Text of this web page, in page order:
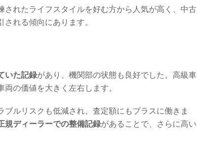
れたライフスタイルを好む方から人気が高く、中古
れる傾向にあります。
いた記録があり、機関部の状態も良好でした。高級車
の価値を大きく左右します。
ルリスクも低減され、査定額にもプラスに働きま
規ディーラーでの整備記録があることで、さらに高い